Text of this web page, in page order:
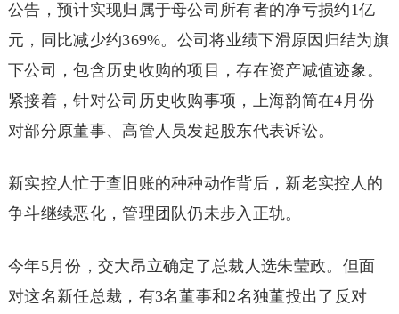
公告，预计实现归属于母公司所有者的净亏损约1亿
元，同比减少约369%。公司将业绩下滑原因归结为旗
下公司，包含历史收购的项目，存在资产减值迹象。
紧接着，针对公司历史收购事项，上海韵简在4月份
对部分原董事、高管人员发起股东代表诉讼。
新实控人忙于查旧账的种种动作背后，新老实控人的
争斗继续恶化，管理团队仍未步入正轨。
今年5月份，交大昂立确定了总裁人选朱莹政。但面
对这名新任总裁，有3名董事和2名独董投出了反对